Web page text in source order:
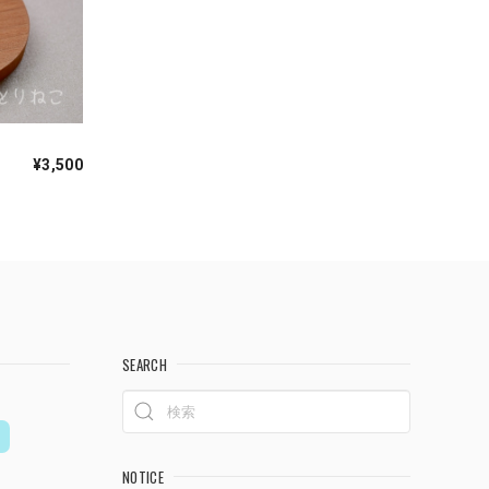
¥3,500
SEARCH
NOTICE